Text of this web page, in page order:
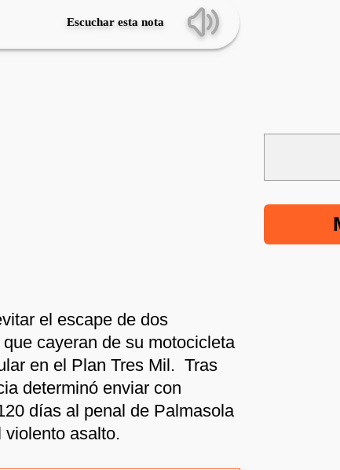
Escuchar esta nota
el escape de dos
cayeran de su motocicleta
en el Plan Tres Mil. Tras
determinó enviar con
días al penal de Palmasola
violento asalto.